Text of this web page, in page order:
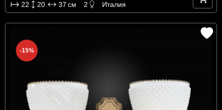
22 20 37 см 2 Италия
-15%